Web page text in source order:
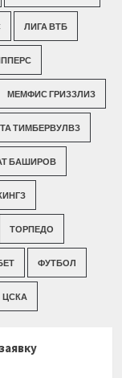
ЛИГА ВТБ
МЕМФИС ГРИЗЗЛИЗ
ТИМБЕРВУЛВЗ
БАШИРОВ
ТОРПЕДО
ФУТБОЛ
ЦСКА